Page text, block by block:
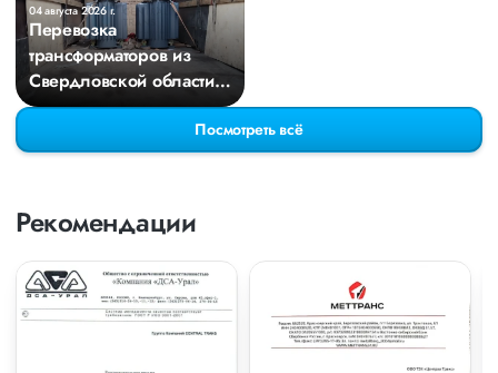
04 августа 2026 г.
Перевозка
трансформаторов из
Свердловской области в
Киров
Посмотреть всё
Рекомендации